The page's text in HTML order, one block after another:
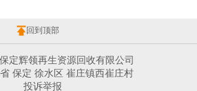
回到顶部
定辉领再生资源回收有限公司
保定 徐水区 崔庄镇西崔庄村
投诉举报